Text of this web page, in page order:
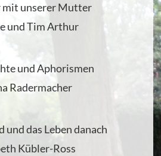
mit unserer Mutter
und Tim Arthur
und Aphorismen
Radermacher
und das Leben danach
Kübler-Ross